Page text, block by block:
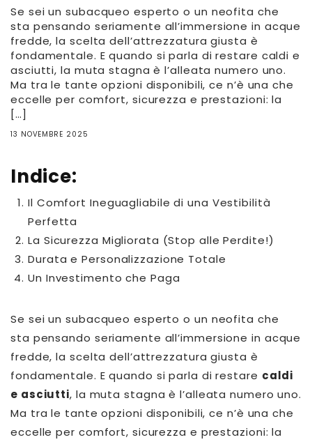
Se sei un subacqueo esperto o un neofita che
sta pensando seriamente all’immersione in acque
fredde, la scelta dell’attrezzatura giusta è
fondamentale. E quando si parla di restare caldi e
asciutti, la muta stagna è l’alleata numero uno.
Ma tra le tante opzioni disponibili, ce n’è una che
eccelle per comfort, sicurezza e prestazioni: la
[…]
13 NOVEMBRE 2025
Indice:
Il Comfort Ineguagliabile di una Vestibilità
Perfetta
La Sicurezza Migliorata (Stop alle Perdite!)
Durata e Personalizzazione Totale
Un Investimento che Paga
Se sei un subacqueo esperto o un neofita che
sta pensando seriamente all’immersione in acque
fredde, la scelta dell’attrezzatura giusta è
fondamentale. E quando si parla di restare caldi
e asciutti, la muta stagna è l’alleata numero uno.
Ma tra le tante opzioni disponibili, ce n’è una che
eccelle per comfort, sicurezza e prestazioni: la